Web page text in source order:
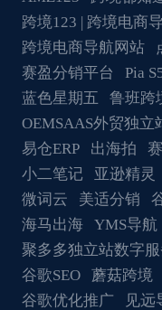
跨境123 | 跨境电商
跨境电商导航网站
赛盈分销平台
Pia
蓝色星期五
鲁班跨
OEMSAAS外贸独立
易仓ERP
出海拍
小二笔记
亚逊精灵
微词云
美适分销
海马出海
YMS导航
聚多多独立站数字
谷歌SEO
蘑菇跨境
谷歌优化推广
见远